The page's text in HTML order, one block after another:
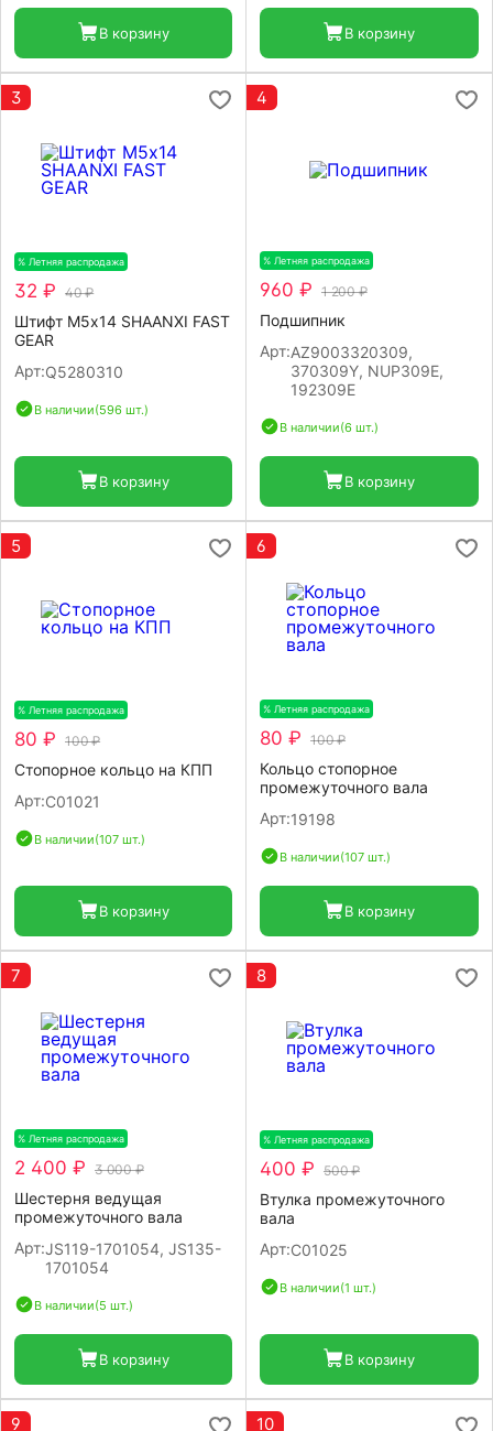
В корзину В корзину
3
% Летняя распродажа
32 ₽ 40 ₽
Штифт М5х14 SHAANXI FAST
GEAR
Арт:Q5280310
В наличии(596 шт.)
В корзину
4
% Летняя распродажа
960 ₽ 1 200 ₽
Подшипник
Арт:AZ9003320309,
370309Y, NUP309E,
192309E
В наличии(6 шт.)
В корзину
5
% Летняя распродажа
80 ₽ 100 ₽
Стопорное кольцо на КПП
Арт:C01021
В наличии(107 шт.)
В корзину
6
% Летняя распродажа
80 ₽ 100 ₽
Кольцо стопорное
промежуточного вала
Арт:19198
В наличии(107 шт.)
В корзину
7
% Летняя распродажа
2 400 ₽ 3 000 ₽
Шестерня ведущая
промежуточного вала
Арт:JS119-1701054, JS135-
1701054
В наличии(5 шт.)
В корзину
8
% Летняя распродажа
400 ₽ 500 ₽
Втулка промежуточного
вала
Арт:С01025
В наличии(1 шт.)
В корзину
9 10